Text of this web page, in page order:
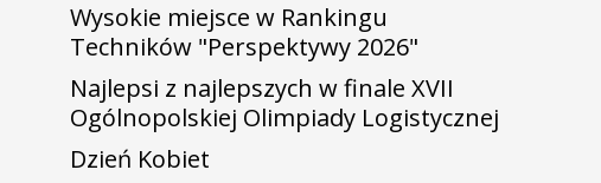
Wysokie miejsce w Rankingu
Techników "Perspektywy 2026"
Najlepsi z najlepszych w finale XVII
Ogólnopolskiej Olimpiady Logistycznej
Dzień Kobiet